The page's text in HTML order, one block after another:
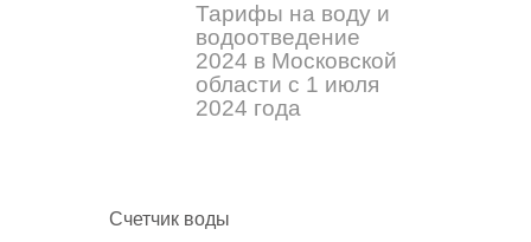
Тарифы на воду и
водоотведение
2024 в Московской
области с 1 июля
2024 года
Счетчик воды